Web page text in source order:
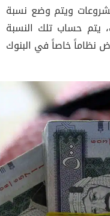
ويتم وضع نسبة
حساب تلك النسبة
خاصاً في البنوك